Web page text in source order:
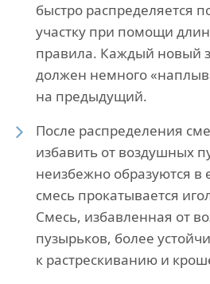
быстро распределяется
участку при помощи
правила. Каждый новый
должен немного
на предыдущий.
После распределения
избавить от воздушных
неизбежно образуются в
смесь прокатывается
Смесь, избавленная от
пузырьков, более
к растрескиванию и